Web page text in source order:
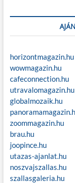
n
a
v
i
g
á
c
i
ó
horizontmagazin.hu
wowmagazin.hu
cafeconnection.hu
utravalomagazin.hu
globalmozaik.hu
zoommagazin.hu
brau.hu
joopince.hu
utazas-ajanlat.hu
noszvajszallas.hu
szallasgaleria.hu